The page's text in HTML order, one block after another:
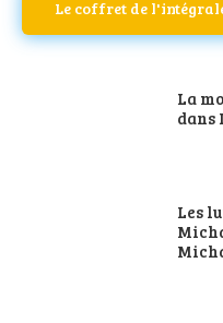
Le coffret de
La
dans
Les